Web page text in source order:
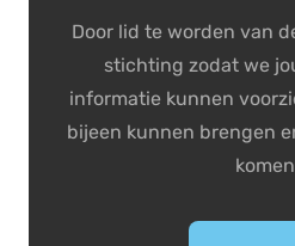
Door lid te worden van
stichting zodat we
informatie kunnen
bijeen kunnen brengen